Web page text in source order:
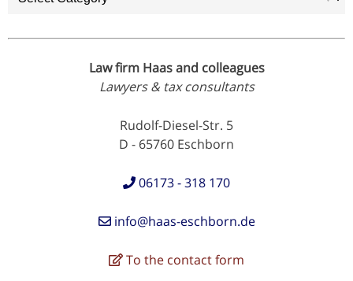
Law firm Haas and colleagues
Lawyers & tax consultants
Rudolf-Diesel-Str. 5
D - 65760 Eschborn
06173 - 318 170
info@haas-eschborn.de
To the contact form